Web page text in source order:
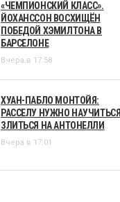
«ЧЕМПИОНСКИЙ КЛАСС».
ЙОХАНССОН ВОСХИЩЁН
ПОБЕДОЙ ХЭМИЛТОНА В
БАРСЕЛОНЕ
Вчера в 17:58
ХУАН-ПАБЛО МОНТОЙЯ:
РАССЕЛУ НУЖНО НАУЧИТЬСЯ
ЗЛИТЬСЯ НА АНТОНЕЛЛИ
Вчера в 17:01